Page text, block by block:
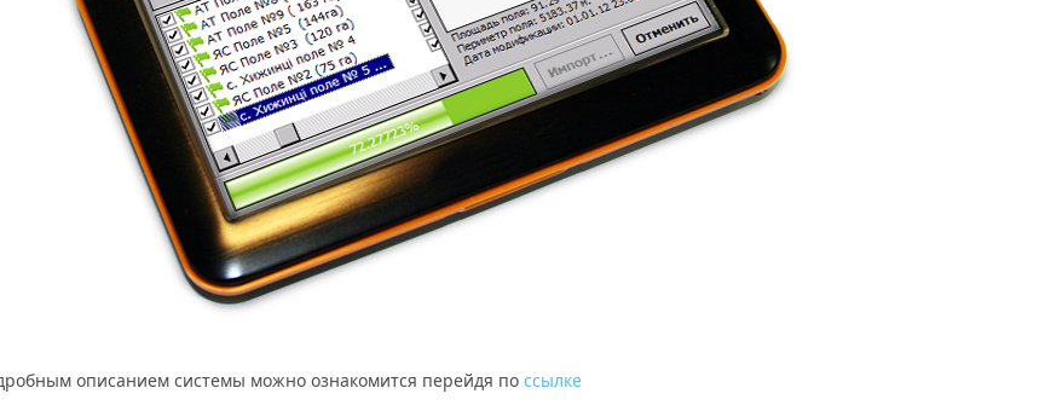
описанием системы можно ознакомится перейдя поссылке